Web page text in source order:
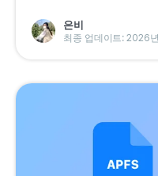
은비
최종 업데이트: 2026